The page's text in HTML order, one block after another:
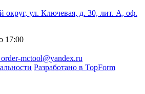
ул. Ключевая, д. 30, лит. А, оф.
17:00
order-mctool@yandex.ru
Разработано в TopForm